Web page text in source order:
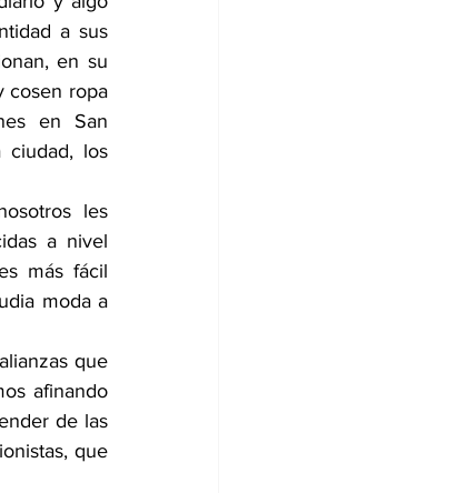
a sus
en su
cosen ropa
en San
los
les
a nivel
más fácil
moda a
que
afinando
de las
que